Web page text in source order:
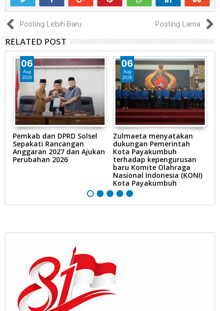
Posting Lebih Baru Posting Lama
RELATED POST
06
Aug
2026
Pemkab dan DPRD Solsel
Sepakati Rancangan
Anggaran 2027 dan Ajukan
Perubahan 2026
06
Aug
2026
Zulmaeta menyatakan
dukungan Pemerintah
Kota Payakumbuh
terhadap kepengurusan
baru Komite Olahraga
Nasional Indonesia (KONI)
Kota Payakumbuh